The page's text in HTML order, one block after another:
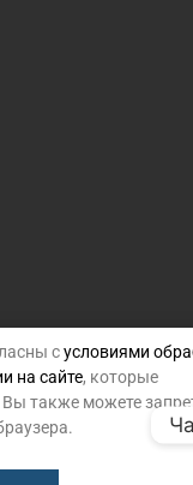
сусловиями
на сайте, которые
также можете